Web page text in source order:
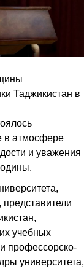
Таджикистан в
в атмосфере
и уважения
учебных
профессорско-
университета,